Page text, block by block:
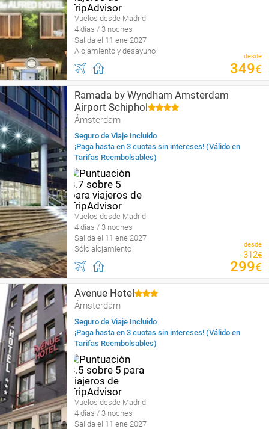
Vuelos desde Madrid
4 días / 3 noches
Salida el 11 ene 2027
Alojamiento y desayuno
desde
349€
Ramada by Wyndham Amsterdam
Airport Schiphol
Ámsterdam
Seguro de Viaje Incluido
¡Paga hasta en 3 cuotas sin intereses! (Válido en
Tarifas Reembolsables)
Vuelos desde Madrid
4 días / 3 noches
Salida el 11 ene 2027
Sólo alojamiento
desde
312€
299€
Avenue Hotel
Ámsterdam
Seguro de Viaje Incluido
¡Paga hasta en 3 cuotas sin intereses! (Válido en
Tarifas Reembolsables)
Vuelos desde Madrid
4 días / 3 noches
Salida el 11 ene 2027